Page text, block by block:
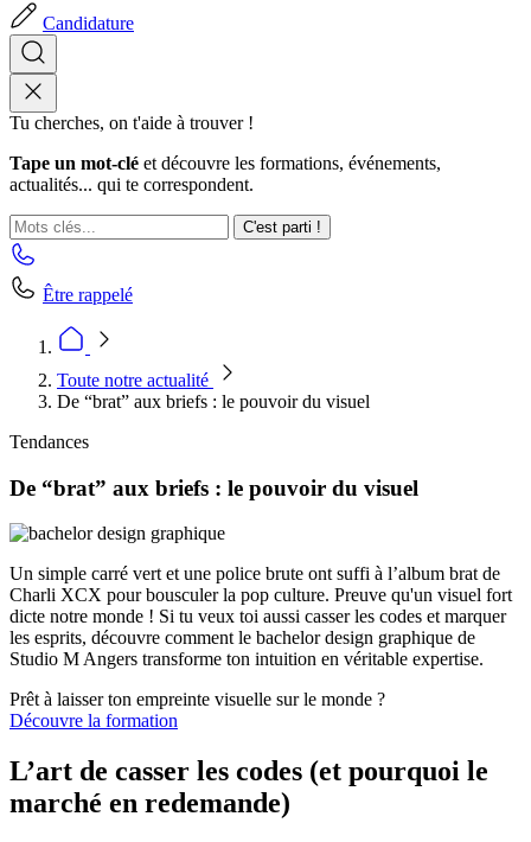
Candidature
Tu cherches, on t'aide à trouver !
Tape un mot-clé et découvre les formations, événements,
actualités... qui te correspondent.
C'est parti !
Être rappelé
Toute notre actualité
De “brat” aux briefs : le pouvoir du visuel
Tendances
De “brat” aux briefs : le pouvoir du visuel
Un simple carré vert et une police brute ont suffi à l’album brat de
Charli XCX pour bousculer la pop culture. Preuve qu'un visuel fort
dicte notre monde ! Si tu veux toi aussi casser les codes et marquer
les esprits, découvre comment le bachelor design graphique de
Studio M Angers transforme ton intuition en véritable expertise.
Prêt à laisser ton empreinte visuelle sur le monde ?
Découvre la formation
L’art de casser les codes (et pourquoi le
marché en redemande)